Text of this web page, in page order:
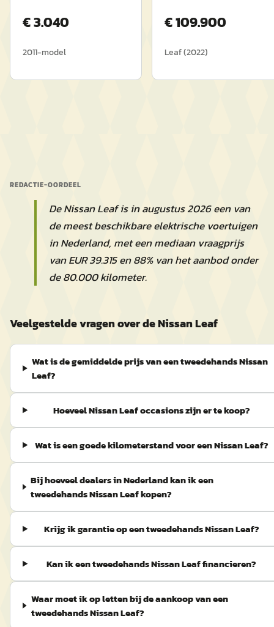
€3.040
2011-model
€109.900
Leaf(2022)
REDACTIE-OORDEEL
De Nissan Leaf is in augustus 2026 een van
de meest beschikbare elektrische voertuigen
in Nederland, met een mediaan vraagprijs
van EUR 39.315 en 88% van het aanbod onder
de 80.000 kilometer.
Veelgestelde vragen over de Nissan Leaf
Wat is de gemiddelde prijs van een tweedehands Nissan
Leaf?
Hoeveel Nissan Leaf occasions zijn er te koop?
Wat is een goede kilometerstand voor een Nissan Leaf?
Bij hoeveel dealers in Nederland kan ik een
tweedehands Nissan Leaf kopen?
Krijg ik garantie op een tweedehands Nissan Leaf?
Kan ik een tweedehands Nissan Leaf financieren?
Waar moet ik op letten bij de aankoop van een
tweedehands Nissan Leaf?